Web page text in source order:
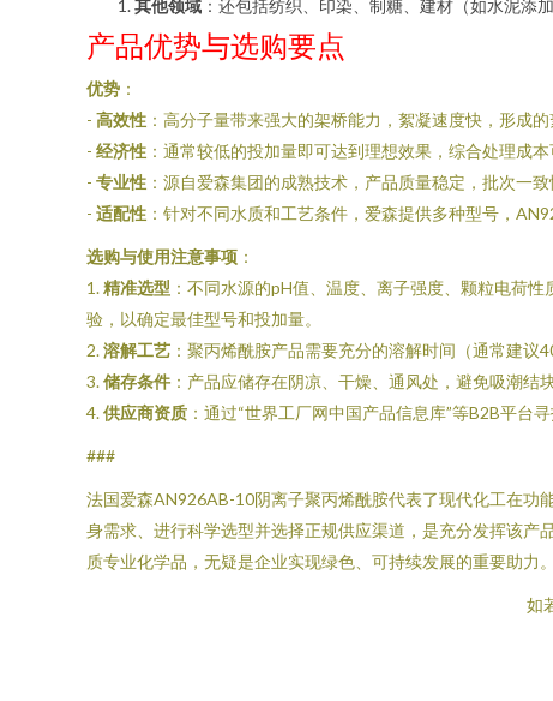
其他领域 ：还包括纺织、印染、制糖、建材（如水泥添
产品优势与选购要点
优势 ：
- 高效性 ：高分子量带来强大的架桥能力，絮凝速度快，形成的
- 经济性 ：通常较低的投加量即可达到理想效果，综合处理成本
- 专业性 ：源自爱森集团的成熟技术，产品质量稳定，批次一致
- 适配性 ：针对不同水质和工艺条件，爱森提供多种型号，
选购与使用注意事项 ：
1.精准选型 ：不同水源的pH值、温度、离子强度、颗粒电荷
验，以确定最佳型号和投加量。
2.溶解工艺 ：聚丙烯酰胺产品需要充分的溶解时间（通常建议
3.储存条件 ：产品应储存在阴凉、干燥、通风处，避免吸潮结
4.供应商资质 ：通过“世界工厂网中国产品信息库”等B2B平台
###
法国爱森AN926AB-10阴离子聚丙烯酰胺代表了现代化工在功
身需求、进行科学选型并选择正规供应渠道，是充分发挥该
质专业化学品，无疑是企业实现绿色、可持续发展的重要助力。
如